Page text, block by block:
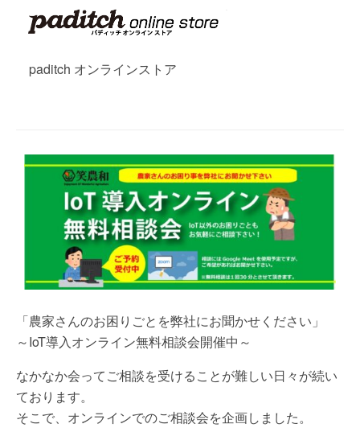
paditch オンラインストア
「農家さんのお困りごとを弊社にお聞かせください」
～IoT導入オンライン無料相談会開催中～
なかなか会ってご相談を受けることが難しい日々が続い
ております。
そこで、オンラインでのご相談会を企画しました。